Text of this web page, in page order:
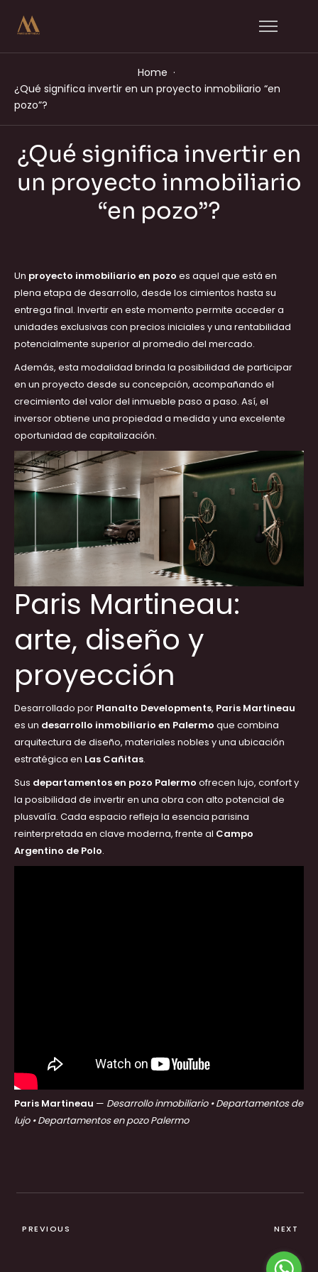
Home
¿Qué significa invertir en un proyecto inmobiliario “en
pozo”?
¿Qué significa invertir en
un proyecto inmobiliario
“en pozo”?
Un proyecto inmobiliario en pozo es aquel que está en
plena etapa de desarrollo, desde los cimientos hasta su
entrega final. Invertir en este momento permite acceder a
unidades exclusivas con precios iniciales y una rentabilidad
potencialmente superior al promedio del mercado.
Además, esta modalidad brinda la posibilidad de participar
en un proyecto desde su concepción, acompañando el
crecimiento del valor del inmueble paso a paso. Así, el
inversor obtiene una propiedad a medida y una excelente
oportunidad de capitalización.
Paris Martineau:
arte, diseño y
proyección
Desarrollado por Planalto Developments, Paris Martineau
es un desarrollo inmobiliario en Palermo que combina
arquitectura de diseño, materiales nobles y una ubicación
estratégica en Las Cañitas.
Sus departamentos en pozo Palermo ofrecen lujo, confort y
la posibilidad de invertir en una obra con alto potencial de
plusvalía. Cada espacio refleja la esencia parisina
reinterpretada en clave moderna, frente al Campo
Argentino de Polo.
Paris Martineau — Desarrollo inmobiliario • Departamentos de
lujo • Departamentos en pozo Palermo
PREVIOUS NEXT